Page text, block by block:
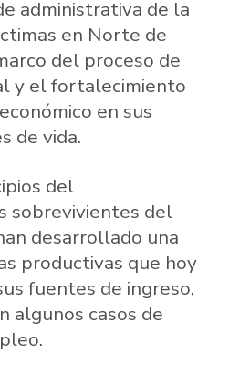
administrativa de la
en Norte de
del proceso de
y el fortalecimiento
en sus
de vida.
del
sobrevivientes del
desarrollado una
productivas que hoy
fuentes de ingreso,
algunos casos de